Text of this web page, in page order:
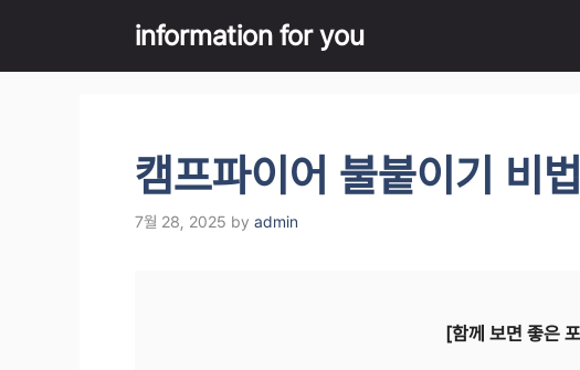
content
information for you
캠프파이어 불붙이기 비
7월 28, 2025 by admin
[함께 보면 좋은